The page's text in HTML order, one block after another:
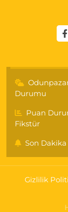
Durumu
Puan
Fikstür
Son
Gizlilik